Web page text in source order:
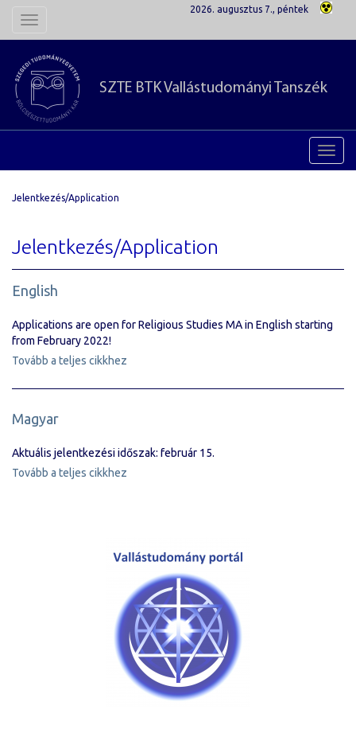
Toggle
2026. augusztus 7., péntek
SZTE BTKVallástudományi Tanszék
Jelentkezés/Application
Jelentkezés/Application
English
Applications are open for Religious Studies MA in English starting
from February 2022!
Tovább a teljes cikkhez
Magyar
Aktuális jelentkezési időszak: február 15.
Tovább a teljes cikkhez